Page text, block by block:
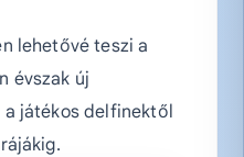
lehetővé teszi a
évszak új
játékos delfinektől